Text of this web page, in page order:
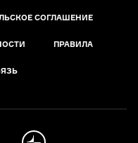
СОГЛАШЕНИЕ
ПРАВИЛА